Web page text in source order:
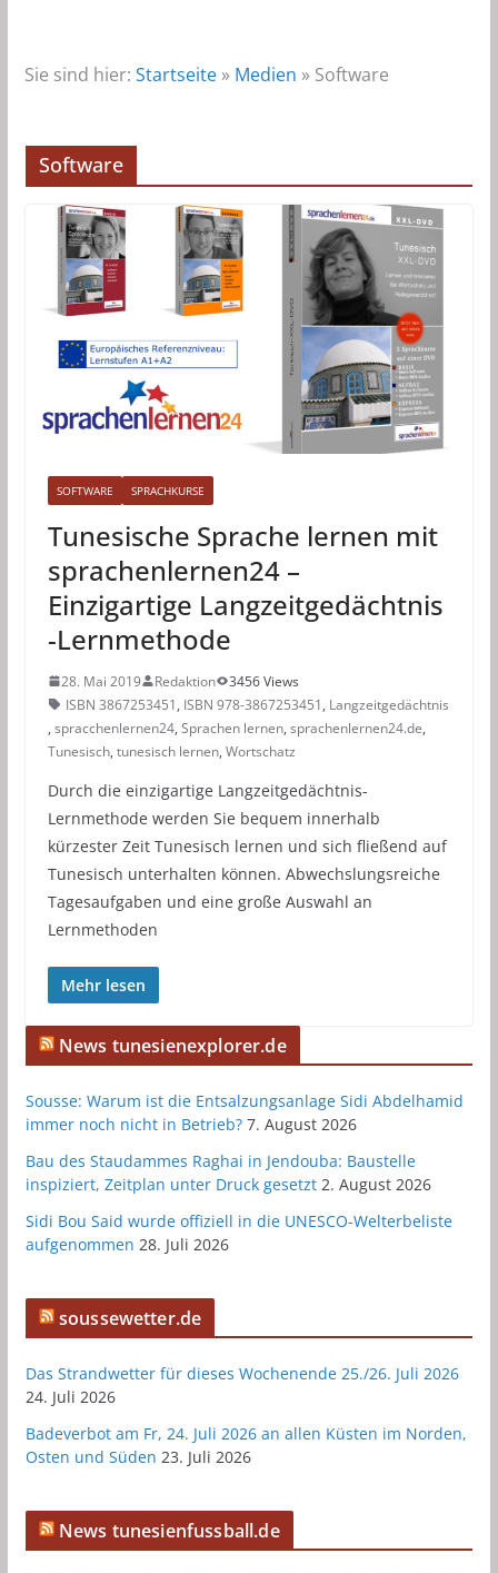
Sie sind hier: Startseite» Medien » Software
Software
SOFTWARE SPRACHKURSE
Tunesische Sprache lernen mit
sprachenlernen24 –
Einzigartige Langzeitgedächtnis
-Lernmethode
28. Mai 2019 Redaktion
3456 Views
ISBN 3867253451, ISBN 978-3867253451, Langzeitgedächtnis
, spracchenlernen24, Sprachen lernen, sprachenlernen24.de,
Tunesisch, tunesisch lernen, Wortschatz
Durch die einzigartige Langzeitgedächtnis-
Lernmethode werden Sie bequem innerhalb
kürzester Zeit Tunesisch lernen und sich fließend auf
Tunesisch unterhalten können. Abwechslungsreiche
Tagesaufgaben und eine große Auswahl an
Lernmethoden
Mehr lesen
News tunesienexplorer.de
Sousse: Warum ist die Entsalzungsanlage Sidi Abdelhamid
immer noch nicht in Betrieb? 7. August 2026
Bau des Staudammes Raghai in Jendouba: Baustelle
inspiziert, Zeitplan unter Druck gesetzt 2. August 2026
Sidi Bou Said wurde offiziell in die UNESCO-Welterbeliste
aufgenommen 28. Juli 2026
soussewetter.de
Das Strandwetter für dieses Wochenende 25./26. Juli 2026
24. Juli 2026
Badeverbot am Fr, 24. Juli 2026 an allen Küsten im Norden,
Osten und Süden 23. Juli 2026
News tunesienfussball.de